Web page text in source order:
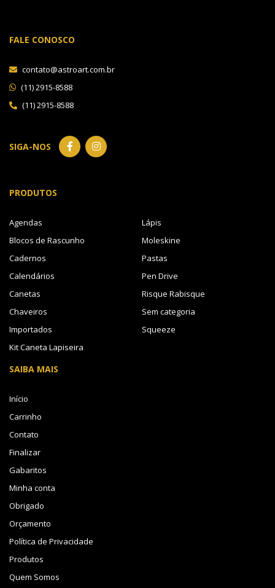
FALE CONOSCO
contato@astroart.com.br
(11) 2915-8588
(11) 2915-8588
SIGA-NOS
PRODUTOS
Agendas
Blocos de Rascunho
Cadernos
Calendários
Canetas
Chaveiros
Importados
Kit Caneta Lapiseira
Lápis
Moleskine
Pastas
Pen Drive
Risque Rabisque
Sem categoria
Squeeze
SAIBA MAIS
Início
Carrinho
Contato
Finalizar
Gabaritos
Minha conta
Obrigado
Orçamento
Política de Privacidade
Produtos
Quem Somos